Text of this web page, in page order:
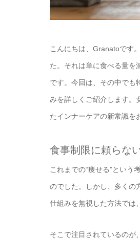
こんにちは、Granatoです
た。それは単に食べる量を
です。今回は、その中でも
みを詳しくご紹介します。
たインナーケアの新常識を
食事制限に頼らな
これまでの“痩せる”という
のでした。しかし、多くの
仕組みを無視した方法では
そこで注目されているのが